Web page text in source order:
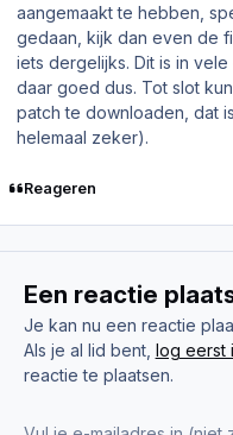
aangemaakt te hebben,
gedaan, kijk dan even de
iets dergelijks. Dit is in
daar goed dus. Tot slot
patch te downloaden, dat
helemaal zeker).
Reageren
Een reactie
Je kan nu een reactie
Als je al lid bent, log eerst
reactie te plaatsen.